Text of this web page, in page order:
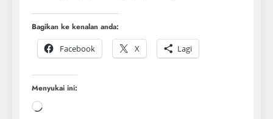
Bagikan ke kenalan anda:
Facebook
X Lagi
Menyukai ini: